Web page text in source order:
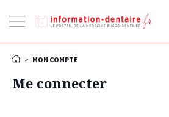
la
> MON COMPTE
Me connecter